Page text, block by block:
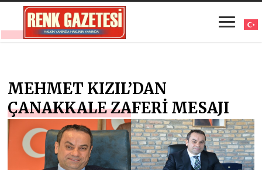
MEHMET KIZIL’DAN
ÇANAKKALE ZAFERİ MESAJI